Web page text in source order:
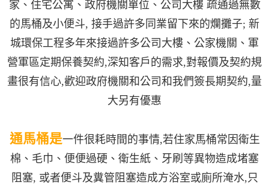
家、住宅公寓、政府機關單位、公司大樓 疏通過無數
的馬桶及小便斗, 接手過許多同業留下來的爛攤子; 新
城環保工程多年來接過許多公司大樓、公家機關、軍
營軍區定期保養契約,深知客戶的需求,對報價及契約規
畫很有信心,歡迎政府機關和公司和我們簽長期契約,量
大另有優惠
通馬桶是一件很耗時間的事情,若住家馬桶常因衛生
棉、毛巾、便便過硬、衛生紙、牙刷等異物造成堵塞
阻塞, 或者便斗及糞管阻塞造成方浴室或廁所淹水,只